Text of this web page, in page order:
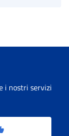
i nostri servizi